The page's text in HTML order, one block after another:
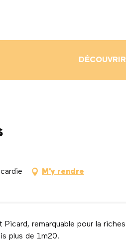
DÉCOUVRIR
M'y rendre
Picard, remarquable pour la
plus de 1m20.